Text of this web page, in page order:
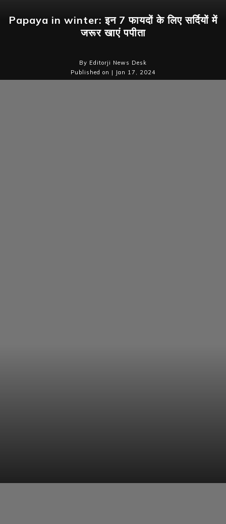
Papaya in winter: इन 7 फायदों के लिए सर्दियों में
जरूर खाएं पपीता
By Editorji News Desk
Published on | Jan 17, 2024